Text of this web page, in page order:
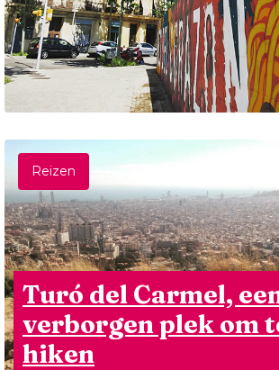
Reizen
Turó del Carmel,
verborgen plek om
hiken